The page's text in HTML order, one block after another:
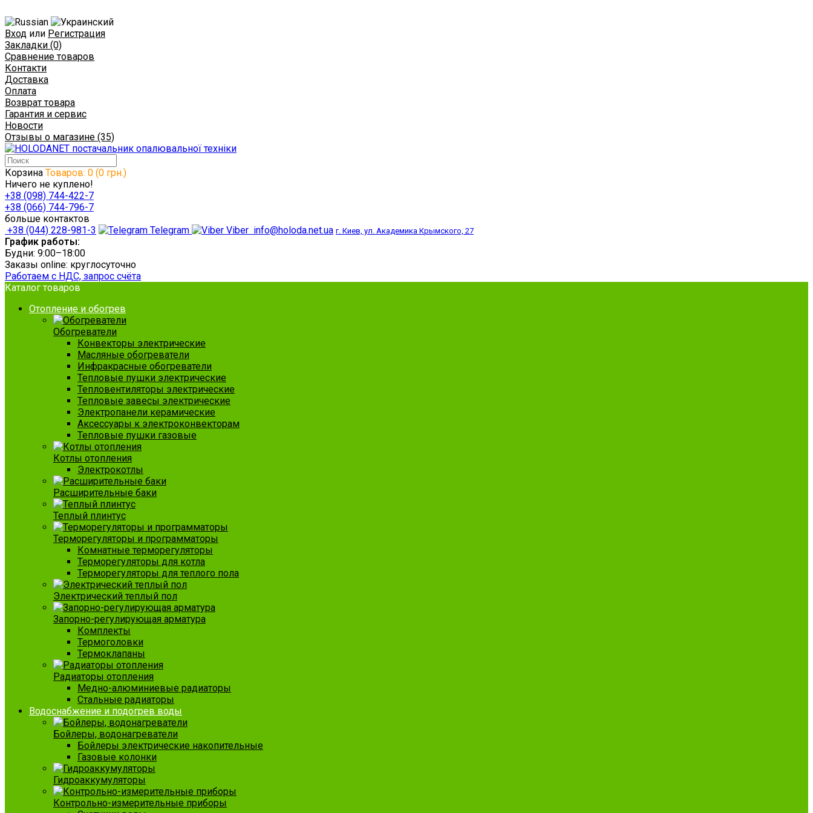
Вход или Регистрация
Закладки (0)
Сравнение товаров
Контакти
Доставка
Оплата
Возврат товара
Гарантия и сервис
Новости
Отзывы о магазине (35)
Корзина Товаров: 0 (0 грн.)
Ничего не куплено!
+38 (098) 744-422-7
+38 (066) 744-796-7
больше контактов
+38 (044) 228-981-3
Telegram Viber info@holoda.net.ua г. Киев, ул. Академика Крымского, 27
График работы:
Будни: 9:00–18:00
Заказы online: круглосуточно
Работаем с НДС, запрос счёта
Каталог товаров
Отопление и обогрев
Обогреватели
Конвекторы электрические
Масляные обогреватели
Инфракрасные обогреватели
Тепловые пушки электрические
Тепловентиляторы электрические
Тепловые завесы электрические
Электропанели керамические
Аксессуары к электроконвекторам
Тепловые пушки газовые
Котлы отопления
Электрокотлы
Расширительные баки
Теплый плинтус
Терморегуляторы и программаторы
Комнатные терморегуляторы
Терморегуляторы для котла
Терморегуляторы для теплого пола
Электрический теплый пол
Запорно-регулирующая арматура
Комплекты
Термоголовки
Термоклапаны
Радиаторы отопления
Медно-алюминиевые радиаторы
Стальные радиаторы
Водоснабжение и подогрев воды
Бойлеры, водонагреватели
Бойлеры электрические накопительные
Газовые колонки
Гидроаккумуляторы
Контрольно-измерительные приборы